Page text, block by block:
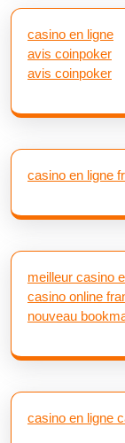
casino en ligne
avis coinpoker
avis coinpoker
casino en ligne
meilleur casino
casino online
nouveau
casino en ligne